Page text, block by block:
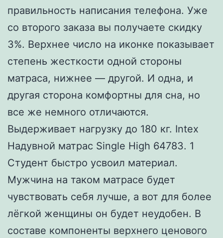
правильность написания телефона. Уже
со второго заказа вы получаете скидку
3%. Верхнее число на иконке показывает
степень жесткости одной стороны
матраса, нижнее — другой. И одна, и
другая сторона комфортны для сна, но
все же немного отличаются.
Выдерживает нагрузку до 180 кг. Intex
Надувной матрас Single High 64783. 1
Студент быстро усвоил материал.
Мужчина на таком матрасе будет
чувствовать себя лучше, а вот для более
лёгкой женщины он будет неудобен. В
составе компоненты верхнего ценового